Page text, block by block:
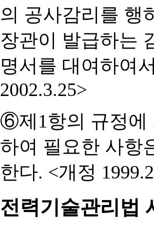
의 공사감리를 행
장관이 발급하는
명서를 대여하여
2002.3.25>
⑥제1항의 규정에
하여 필요한 사항
한다. <개정
전력기술관리법